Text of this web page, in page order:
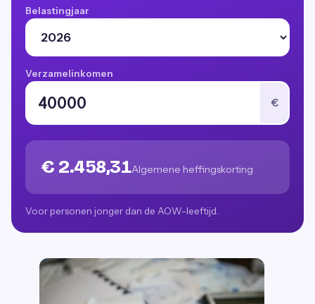
Belastingjaar
Verzamelinkomen
€
€ 2.458,31Algemene heffingskorting
Voor personen jonger dan de AOW-leeftijd.